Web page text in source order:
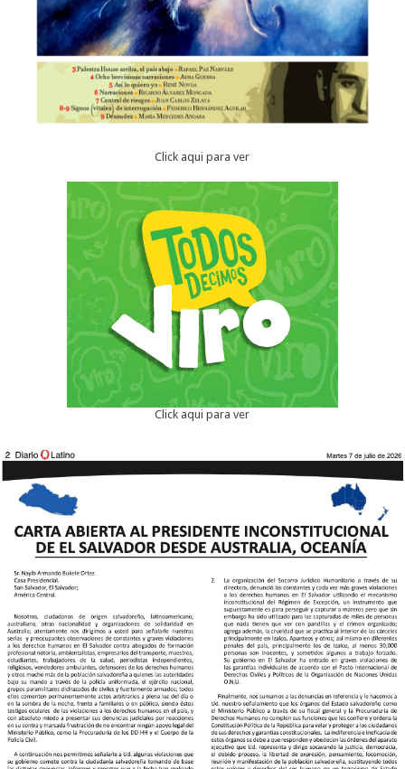
Click aqui para ver
Click aqui para ver